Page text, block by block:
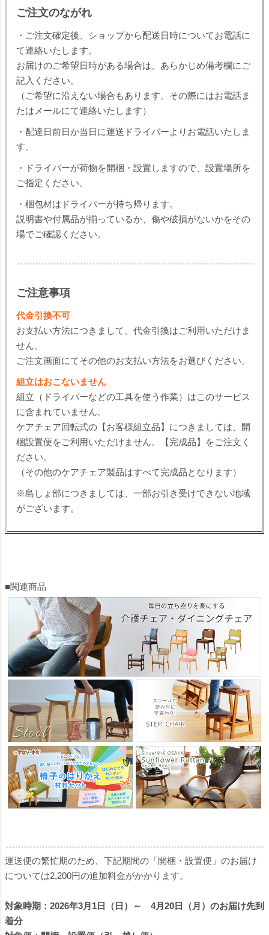
ご注文のながれ
・ご注文確定後、ショップから配送日時についてお電話に
て連絡いたします。
お届けのご希望日時がある場合は、あらかじめ備考欄にご
記入ください。
（ご希望に沿えない場合もあります。その際にはお電話ま
たはメールにて連絡いたします）
・配達日前日か当日に運送ドライバーよりお電話いたしま
す。
・ドライバーが荷物を開梱・設置しますので、設置場所を
ご指定ください。
・梱包材はドライバーが持ち帰ります。
説明書や付属品が揃っているか、傷や破損がないかをその
場でご確認ください。
ご注意事項
代金引換不可
お支払い方法につきまして、代金引換はご利用いただけま
せん。
ご注文画面にてその他のお支払い方法をお選びください。
組立はおこないません
組立（ドライバーなどの工具を使う作業）はこのサービス
に含まれていません。
ケアチェア回転式の【お客様組立品】につきましては、開
梱設置便をご利用いただけません。【完成品】をご注文く
ださい。
（その他のケアチェア製品はすべて完成品となります）
※島しょ部につきましては、一部お引き受けできない地域
がございます。
■関連商品
運送便の繁忙期のため、下記期間の「開梱・設置便」のお届け
については2,200円の追加料金がかかります。
対象時期：2026年3月1日（日）～ 4月20日（月）のお届け先到
着分